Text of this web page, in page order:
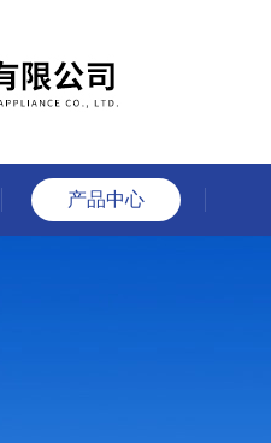
产品中心